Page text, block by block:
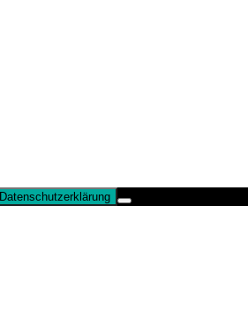
Datenschutzerklärung